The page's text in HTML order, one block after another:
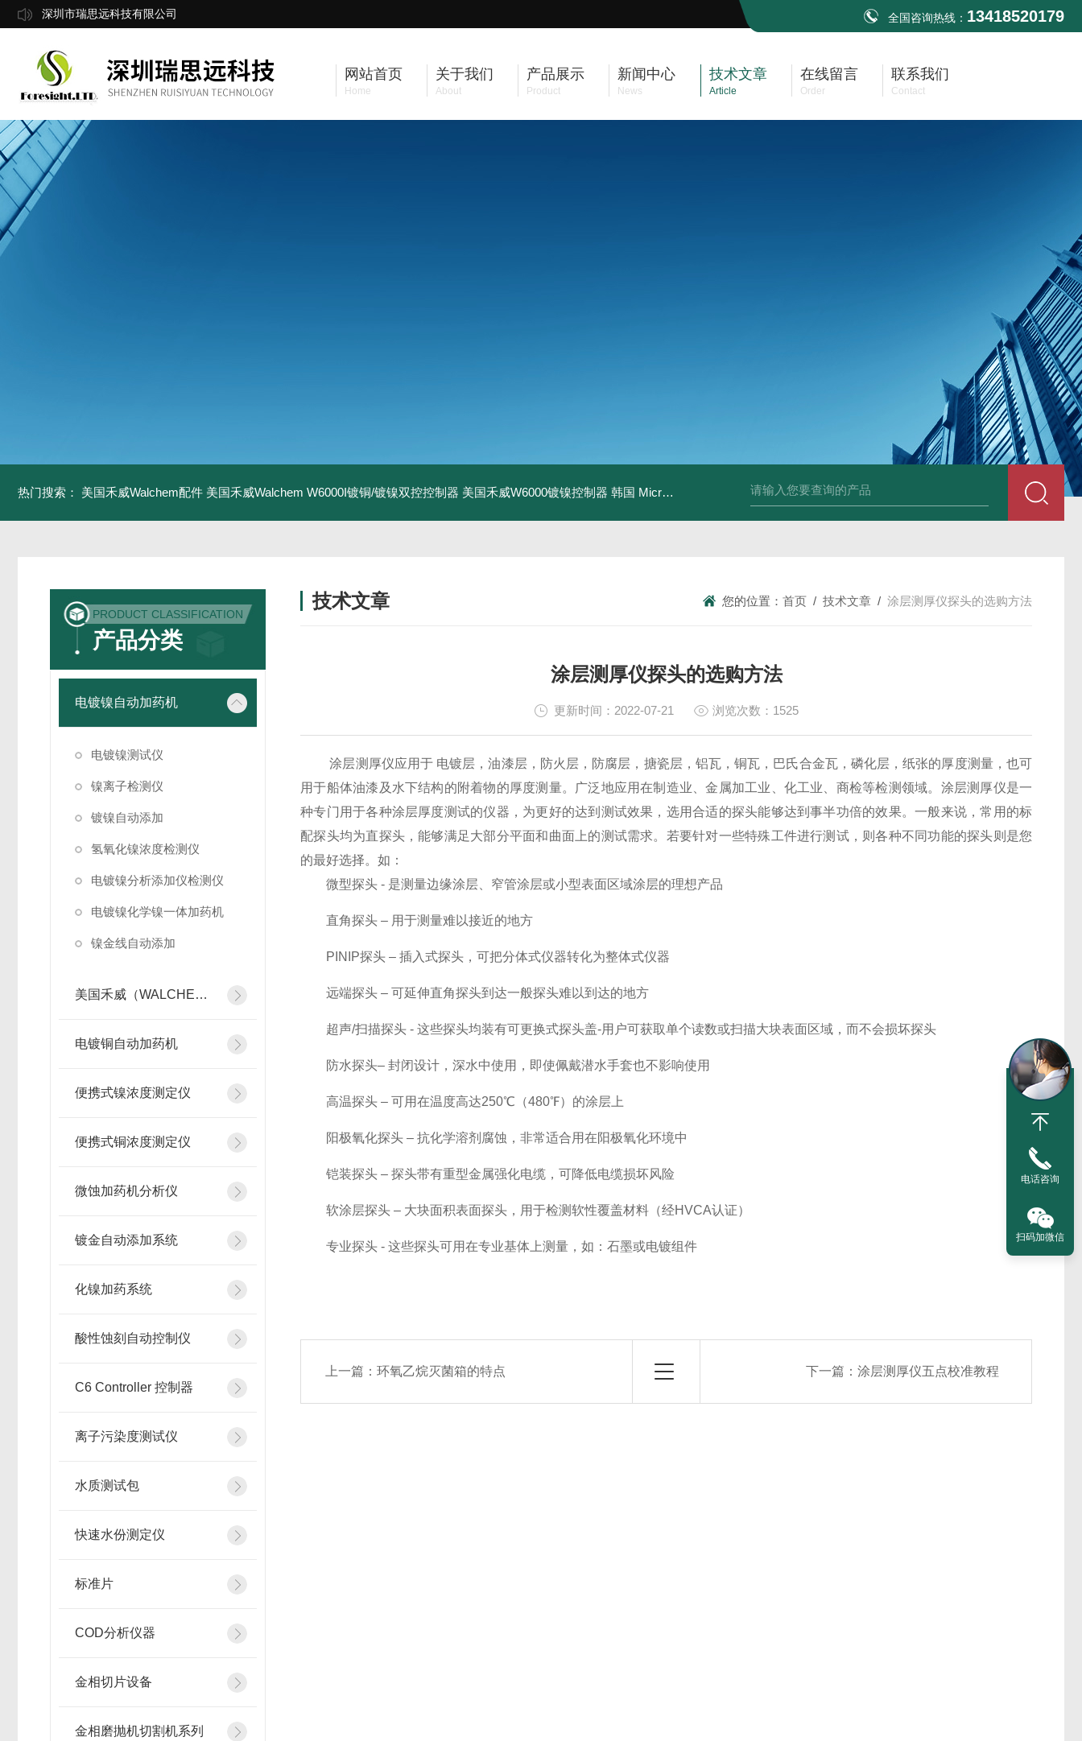
深圳市瑞思远科技有限公司 全国咨询热线： 13418520179
网站首页
Home
关于我们
About
产品展示
Product
新闻中心
News
技术文章
Article
在线留言
Order
联系我们
Contact
热门搜索： 美国禾威Walchem配件 美国禾威Walchem W6000I镀铜/镀镍双控控制器 美国禾威W6000镀镍控制器 韩国 MicroPioneerXRF-2020 X射线荧光膜厚仪 韩国XRF-2020系列膜厚仪/测厚仪/X光机
PRODUCT CLASSIFICATION
产品分类
电镀镍自动加药机
电镀镍测试仪
镍离子检测仪
镀镍自动添加
氢氧化镍浓度检测仪
电镀镍分析添加仪检测仪
电镀镍化学镍一体加药机
镍金线自动添加
美国禾威（WALCHEM）自动添加控制器
电镀铜自动加药机
便携式镍浓度测定仪
便携式铜浓度测定仪
微蚀加药机分析仪
镀金自动添加系统
化镍加药系统
酸性蚀刻自动控制仪
C6 Controller 控制器
离子污染度测试仪
水质测试包
快速水份测定仪
标准片
COD分析仪器
金相切片设备
金相磨抛机切割机系列
技术文章 您的位置： 首页 / 技术文章 / 涂层测厚仪探头的选购方法
涂层测厚仪探头的选购方法
更新时间：2022-07-21 浏览次数：1525
涂层测厚仪应用于 电镀层，油漆层，防火层，防腐层，搪瓷层，铝瓦，铜瓦，巴氏合金瓦，磷化层，纸张的厚度测量，也可
用于船体油漆及水下结构的附着物的厚度测量。广泛地应用在制造业、金属加工业、化工业、商检等检测领域。涂层测厚仪是一
种专门用于各种涂层厚度测试的仪器，为更好的达到测试效果，选用合适的探头能够达到事半功倍的效果。一般来说，常用的标
配探头均为直探头，能够满足大部分平面和曲面上的测试需求。若要针对一些特殊工件进行测试，则各种不同功能的探头则是您
的最好选择。如：
微型探头 - 是测量边缘涂层、窄管涂层或小型表面区域涂层的理想产品
直角探头 – 用于测量难以接近的地方
PINIP探头 – 插入式探头，可把分体式仪器转化为整体式仪器
远端探头 – 可延伸直角探头到达一般探头难以到达的地方
超声/扫描探头 - 这些探头均装有可更换式探头盖-用户可获取单个读数或扫描大块表面区域，而不会损坏探头
防水探头– 封闭设计，深水中使用，即使佩戴潜水手套也不影响使用
高温探头 – 可用在温度高达250℃（480℉）的涂层上
阳极氧化探头 – 抗化学溶剂腐蚀，非常适合用在阳极氧化环境中
铠装探头 – 探头带有重型金属强化电缆，可降低电缆损坏风险
软涂层探头 – 大块面积表面探头，用于检测软性覆盖材料（经HVCA认证）
专业探头 - 这些探头可用在专业基体上测量，如：石墨或电镀组件
上一篇：环氧乙烷灭菌箱的特点 下一篇： 涂层测厚仪五点校准教程
电话咨询
扫码加微信